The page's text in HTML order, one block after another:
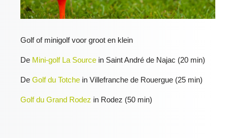
Golf of minigolf voor groot en klein
De Mini-golf La Source in Saint André de Najac (20 min)
De Golf du Totche in Villefranche de Rouergue (25 min)
Golf du Grand Rodez in Rodez (50 min)